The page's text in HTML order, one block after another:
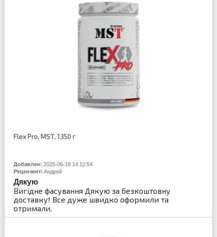
Flex Pro, MST, 1350 г
Добавлен: 2025-06-18 14:12:54
Рецензент: Андрей
Дякую
Вигідне фасування Дякую за безкоштовну
доставку! Все дуже швидко оформили та
отримали.